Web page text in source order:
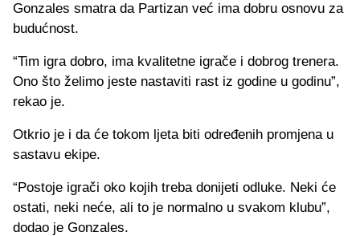
Gonzales smatra da Partizan već ima dobru osnovu za
budućnost.
“Tim igra dobro, ima kvalitetne igrače i dobrog trenera.
Ono što želimo jeste nastaviti rast iz godine u godinu”,
rekao je.
Otkrio je i da će tokom ljeta biti određenih promjena u
sastavu ekipe.
“Postoje igrači oko kojih treba donijeti odluke. Neki će
ostati, neki neće, ali to je normalno u svakom klubu”,
dodao je Gonzales.